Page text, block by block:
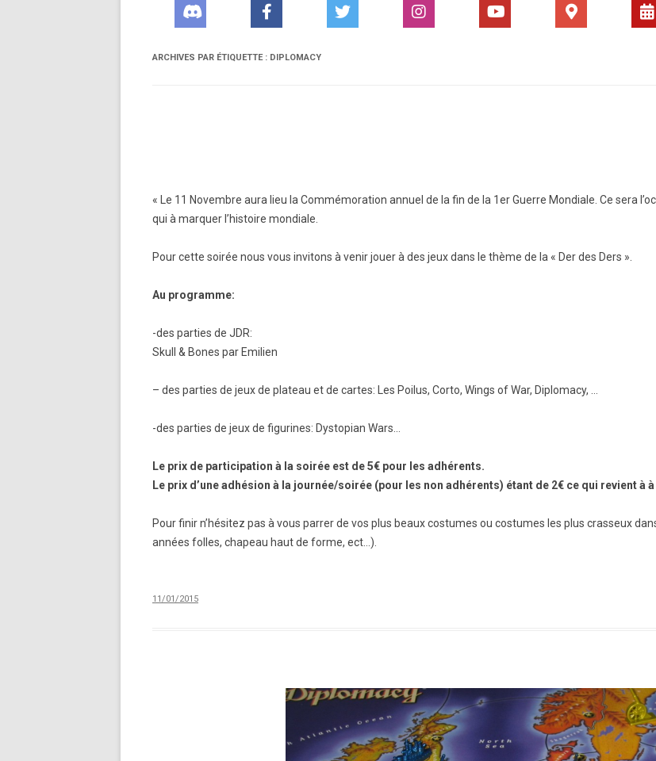
ARCHIVES PAR ÉTIQUETTE : DIPLOMACY
« Le 11 Novembre aura lieu la Commémoration annuel de la fin de la 1er Guerre Mondiale. Ce sera
qui à marquer l’histoire mondiale.
Pour cette soirée nous vous invitons à venir jouer à des jeux dans le thème de la « Der des Ders ».
Au programme:
-des parties de JDR:
Skull & Bones par Emilien
– des parties de jeux de plateau et de cartes: Les Poilus, Corto, Wings of War, Diplomacy, …
-des parties de jeux de figurines: Dystopian Wars…
Le prix de participation à la soirée est de 5€ pour les adhérents.
Le prix d’une adhésion à la journée/soirée (pour les non adhérents) étant de 2€ ce qui revient à
Pour finir n’hésitez pas à vous parrer de vos plus beaux costumes ou costumes les plus crasseux
années folles, chapeau haut de forme, ect…).
11/01/2015